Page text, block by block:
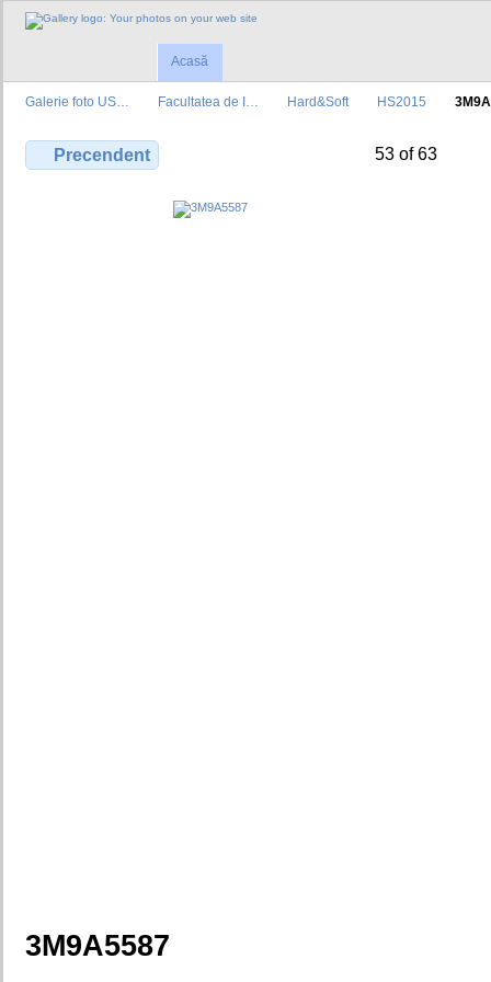
Acasă
Galerie foto US… Facultatea de I… Hard&Soft HS2015
Precendent 53 of 63
3M9A5587